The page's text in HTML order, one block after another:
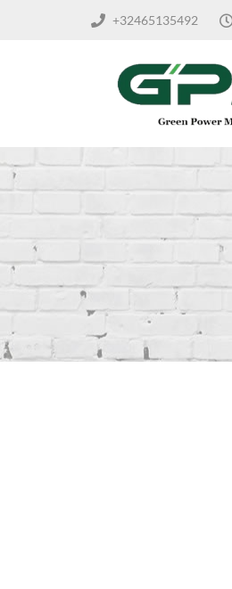
+32465135492